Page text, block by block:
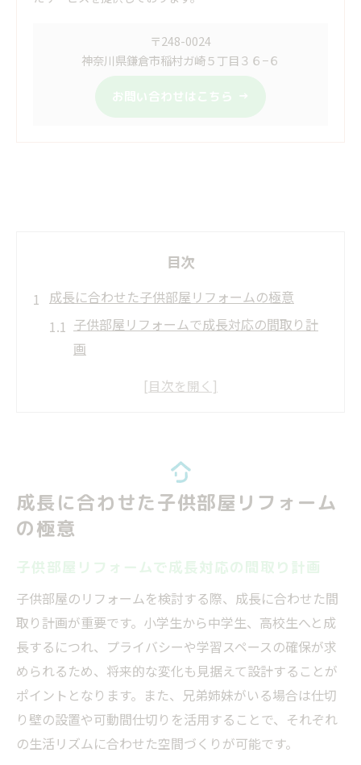
〒248-0024
神奈川県鎌倉市稲村ガ崎５丁目３６−６
お問い合わせはこちら
目次
成長に合わせた子供部屋リフォームの極意
子供部屋リフォームで成長対応の間取り計
画
リフォームで中学生向け学習環境を整える
将来を見据えた柔軟なリフォームアイデア
提案
使わなくなった子供部屋の再活用リフォー
術
リフォームで二人用子供部屋を快適に分割
する技
三人兄弟向け子供部屋リフォームのレイア
ウト術
仕切り壁リフォームでプライバシー確保の
成長に合わせた子供部屋リフォーム
の極意
子供部屋リフォームで成長対応の間取り計画
子供部屋のリフォームを検討する際、成長に合わせた間
取り計画が重要です。小学生から中学生、高校生へと成
長するにつれ、プライバシーや学習スペースの確保が求
められるため、将来的な変化も見据えて設計することが
ポイントとなります。また、兄弟姉妹がいる場合は仕切
り壁の設置や可動間仕切りを活用することで、それぞれ
の生活リズムに合わせた空間づくりが可能です。